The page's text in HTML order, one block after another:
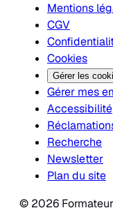
Mentions
CGV
Cookies
Gérer les
Gérer mes
Accessibilité
Recherche
Newsletter
Plan du site
© 2026